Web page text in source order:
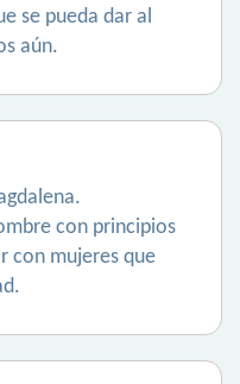
se pueda dar al
aún.
con principios
con mujeres que